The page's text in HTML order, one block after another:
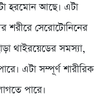
হরমোন আছে। এটা
শরীরে সেরোটোনিনের
থাইরয়েডের সমস্যা,
এটা সম্পূর্ণ শারীরিক
পারে।